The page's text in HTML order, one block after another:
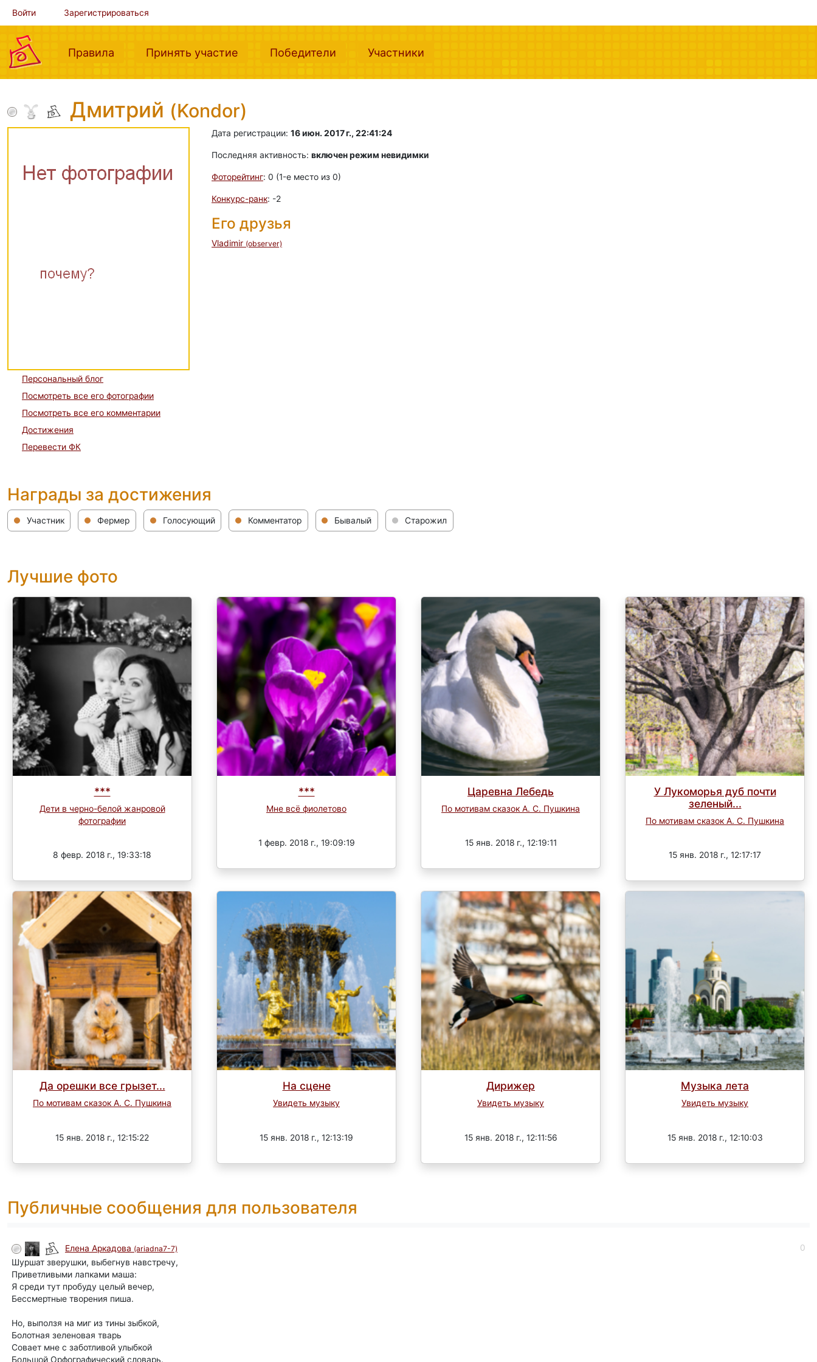
Войти Зарегистрироваться
Правила (current)Принять участие (current)Победители (current)Участники
Дмитрий (Kondor)
Персональный блог
Посмотреть все его фотографии
Посмотреть все его комментарии
Достижения
Перевести ФК
Дата регистрации: 16 июн. 2017 г., 22:41:24
Последняя активность: включен режим невидимки
Фоторейтинг: 0 (1-e место из 0)
Конкурс-ранк: -2
Его друзья
Vladimir (observer)
Награды за достижения
Участник Фермер Голосующий Комментатор Бывалый Старожил
Лучшие фото
***
Дети в черно-белой жанровой
фотографии
8 февр. 2018 г., 19:33:18
***
Мне всё фиолетово
1 февр. 2018 г., 19:09:19
Царевна Лебедь
По мотивам сказок А. С. Пушкина
15 янв. 2018 г., 12:19:11
У Лукоморья дуб почти
зеленый...
По мотивам сказок А. С. Пушкина
15 янв. 2018 г., 12:17:17
Да орешки все грызет...
По мотивам сказок А. С. Пушкина
15 янв. 2018 г., 12:15:22
На сцене
Увидеть музыку
15 янв. 2018 г., 12:13:19
Дирижер
Увидеть музыку
15 янв. 2018 г., 12:11:56
Музыка лета
Увидеть музыку
15 янв. 2018 г., 12:10:03
Публичные сообщения для пользователя
Елена Аркадова (ariadna7-7)
0
Шуршат зверушки, выбегнув навстречу,
Приветливыми лапками маша:
Я среди тут пробуду целый вечер,
Бессмертные творения пиша.
Но, выползя на миг из тины зыбкой,
Болотная зеленовая тварь
Совает мне с заботливой улыбкой
Большой Орфографический словарь.